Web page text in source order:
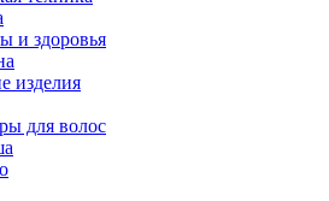
и здоровья
изделия
для волос